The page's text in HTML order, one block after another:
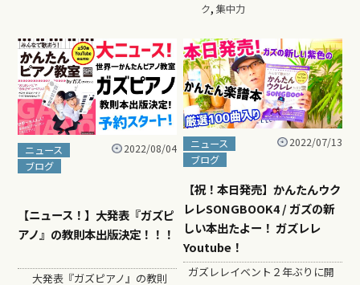
ク, 集中力
ニュース
ブログ
2022/08/04
【ニュース！】大発表『ガズピ
アノ』の教則本出版決定！！！
大発表『ガズピアノ』の教則
ニュース
ブログ
2022/07/13
【祝！本日発売】かんたんウク
レレSONGBOOK4 / ガズの新
しい本出たよー！ ガズレレ
Youtube！
ガズレレイベント２年ぶりに開